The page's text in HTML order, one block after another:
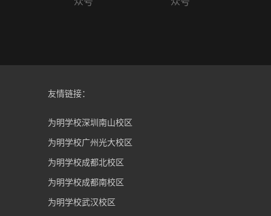
友情链接：
为明学校深圳南山校区